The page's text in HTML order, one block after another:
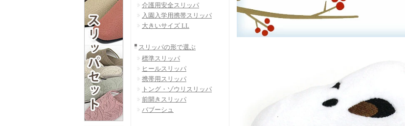
介護用安全スリッパ
入園入学用携帯スリッパ
大きいサイズ LL
スリッパの形で選ぶ
標準スリッパ
ヒールスリッパ
携帯用スリッパ
トング・ゾウリスリッパ
前開きスリッパ
バブーシュ